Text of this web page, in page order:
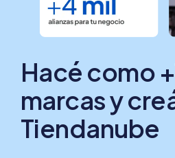
Hacé como
marcas y
Tiendanube